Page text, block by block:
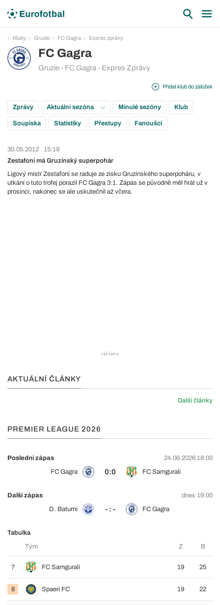
Kluby Gruzie FC Gagra Expres zprávy
FC Gagra
Gruzie - FC Gagra - Expres Zprávy
Přidat klub do záložek
Zprávy Aktuální sezóna Minulé sezóny Klub
Soupiska Statistiky Přestupy Fanoušci
30.05.2012
15:19
Zestafoni má Gruzínský superpohár
Ligový mistr Zestafoni se raduje ze zisku Gruzínského superpoháru, v
utkání o tuto trofej porazil FC Gagra 3:1. Zápas se původně měl hrát už v
prosinci, nakonec se ale uskutečnil až včera.
AKTUÁLNÍ ČLÁNKY
Další články
PREMIER LEAGUE 2026
Poslední zápas
24.06.2026 18:00
FC Gagra
0:0 FC Samgurali
Další zápas
dnes 19:00
D. Batumi
- : - FC Gagra
Tabulka
Tým
Z B
7 FC Samgurali 19 25
8 Spaeri FC 19 22